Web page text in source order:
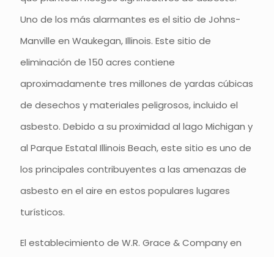
Uno de los más alarmantes es el sitio de Johns-
Manville en Waukegan, Illinois. Este sitio de
eliminación de 150 acres contiene
aproximadamente tres millones de yardas cúbicas
de desechos y materiales peligrosos, incluido el
asbesto. Debido a su proximidad al lago Michigan y
al Parque Estatal Illinois Beach, este sitio es uno de
los principales contribuyentes a las amenazas de
asbesto en el aire en estos populares lugares
turísticos.
El establecimiento de W.R. Grace & Company en